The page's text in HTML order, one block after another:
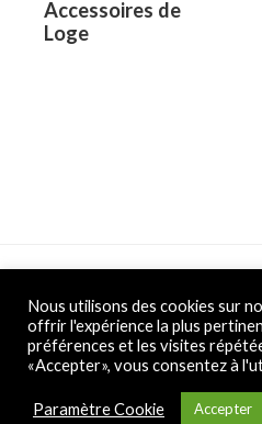
Accessoires de
Loge
Copyright ©
Powered
Conditions
Nous utilisons des cookies sur
offrir l'expérience la plus
préférences et les visites
«Accepter», vous consentez à
Paramètre Cookie Accepter